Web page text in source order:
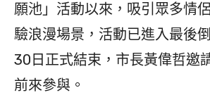
願池」活動以來，吸引眾多情
驗浪漫場景，活動已進入最後
30日正式結束，市長黃偉哲邀
前來參與。